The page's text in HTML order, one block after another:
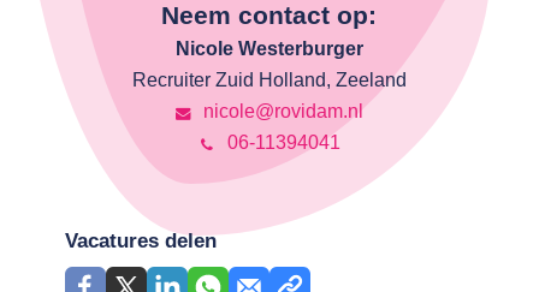
Neem contact op:
Nicole Westerburger
Recruiter Zuid Holland, Zeeland
nicole@rovidam.nl
06-11394041
Vacatures delen